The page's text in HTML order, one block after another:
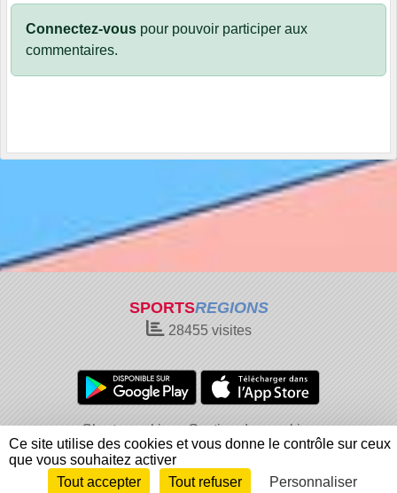
Connectez-vous pour pouvoir participer aux
commentaires.
SPORTSREGIONS
28455visites
Charte cookies
Gestion des cookies
Informations légales
Signaler un contenu inapproprié
Envie de participer ? Connexion
Ce site utilise des cookies et vous donne le contrôle sur ceux
que vous souhaitez activer
Tout accepter
Tout refuser Personnaliser